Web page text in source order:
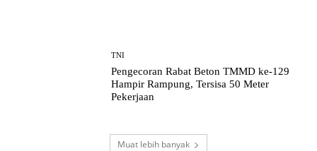
TNI
Pengecoran Rabat Beton TMMD ke-129
Hampir Rampung, Tersisa 50 Meter
Pekerjaan
Muat lebih banyak